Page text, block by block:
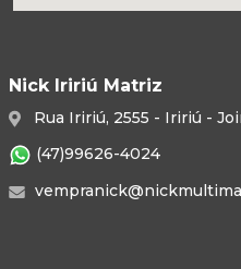
Nick Iririú Matriz
Rua Iririú, 2555 - Iririú -
(47)99626-4024